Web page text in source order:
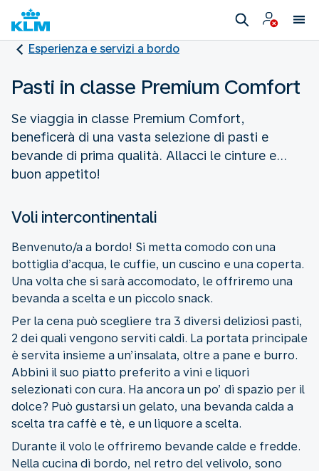
Esperienza e servizi a bordo
Pasti in classe Premium Comfort
Se viaggia in classe Premium Comfort,
beneficerà di una vasta selezione di pasti e
bevande di prima qualità. Allacci le cinture e...
buon appetito!
Voli intercontinentali
Benvenuto/a a bordo! Si metta comodo con una
bottiglia d’acqua, le cuffie, un cuscino e una coperta.
Una volta che si sarà accomodato, le offriremo una
bevanda a scelta e un piccolo snack.
Per la cena può scegliere tra 3 diversi deliziosi pasti,
2 dei quali vengono serviti caldi. La portata principale
è servita insieme a un’insalata, oltre a pane e burro.
Abbini il suo piatto preferito a vini e liquori
selezionati con cura. Ha ancora un po’ di spazio per il
dolce? Può gustarsi un gelato, una bevanda calda a
scelta tra caffè e tè, e un liquore a scelta.
Durante il volo le offriremo bevande calde e fredde.
Nella cucina di bordo, nel retro del velivolo, sono